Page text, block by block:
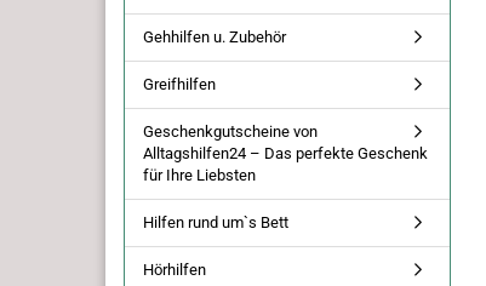
Gehhilfen u. Zubehör
Greifhilfen
Geschenkgutscheine von
Alltagshilfen24 – Das perfekte Geschenk
für Ihre Liebsten
Hilfen rund um`s Bett
Hörhilfen